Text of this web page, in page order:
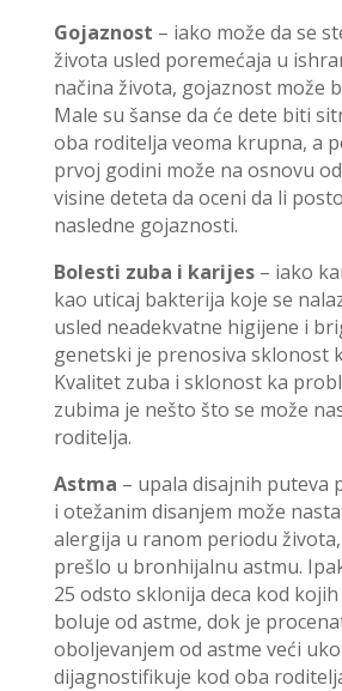
Gojaznost – iako može da se
života usled poremećaja u
načina života, gojaznost može
Male su šanse da će dete biti
oba roditelja veoma krupna, a
prvoj godini može na osnovu
visine deteta da oceni da li
nasledne gojaznosti.
Bolesti zuba i karijes– iako
kao uticaj bakterija koje se
usled neadekvatne higijene i
genetski je prenosiva sklonost
Kvalitet zuba i sklonost ka
zubima je nešto što se može
roditelja.
Astma – upala disajnih puteva
i otežanim disanjem može
alergija u ranom periodu
prešlo u bronhijalnu astmu.
25 odsto sklonija deca kod
boluje od astme, dok je
oboljevanjem od astme veći
dijagnostifikuje kod oba